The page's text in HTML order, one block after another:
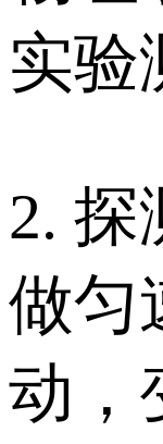
实验
2. 探
做匀
动，